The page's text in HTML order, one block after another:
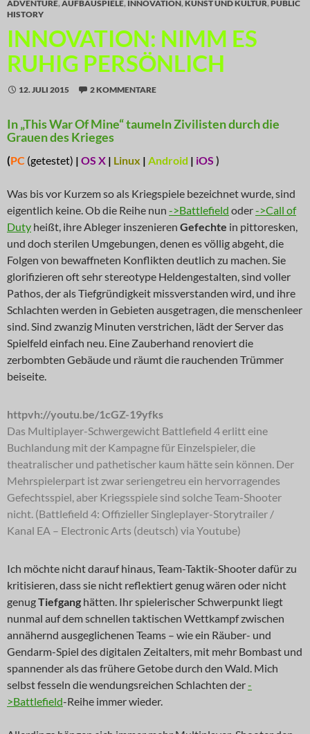
ADVENTURE, AUFBAUSPIELE, INNOVATION, KUNST UND KULTUR, PUBLIC
HISTORY
INNOVATION: NIMM ES
RUHIG PERSÖNLICH
12. JULI 2015 2 KOMMENTARE
In „This War Of Mine“ taumeln Zivilisten durch die
Grauen des Krieges
(PC (getestet) | OS X | Linux | Android | iOS )
Was bis vor Kurzem so als Kriegspiele bezeichnet wurde, sind
eigentlich keine. Ob die Reihe nun ->Battlefield oder->Call of
Duty heißt, ihre Ableger inszenieren Gefechte in pittoresken,
und doch sterilen Umgebungen, denen es völlig abgeht, die
Folgen von bewaffneten Konflikten deutlich zu machen. Sie
glorifizieren oft sehr stereotype Heldengestalten, sind voller
Pathos, der als Tiefgründigkeit missverstanden wird, und ihre
Schlachten werden in Gebieten ausgetragen, die menschenleer
sind. Sind zwanzig Minuten verstrichen, lädt der Server das
Spielfeld einfach neu. Eine Zauberhand renoviert die
zerbombten Gebäude und räumt die rauchenden Trümmer
beiseite.
httpvh://youtu.be/1cGZ-19yfks
Das Multiplayer-Schwergewicht Battlefield 4 erlitt eine
Buchlandung mit der Kampagne für Einzelspieler, die
theatralischer und pathetischer kaum hätte sein können. Der
Mehrspielerpart ist zwar seriengetreu ein hervorragendes
Gefechtsspiel, aber Kriegsspiele sind solche Team-Shooter
nicht. (Battlefield 4: Offizieller Singleplayer-Storytrailer /
Kanal EA – Electronic Arts (deutsch) via Youtube)
Ich möchte nicht darauf hinaus, Team-Taktik-Shooter dafür zu
kritisieren, dass sie nicht reflektiert genug wären oder nicht
genugTiefgang hätten. Ihr spielerischer Schwerpunkt liegt
nunmal auf dem schnellen taktischen Wettkampf zwischen
annähernd ausgeglichenen Teams – wie ein Räuber- und
Gendarm-Spiel des digitalen Zeitalters, mit mehr Bombast und
spannender als das frühere Getobe durch den Wald. Mich
selbst fesseln die wendungsreichen Schlachten der-
>Battlefield-Reihe immer wieder.